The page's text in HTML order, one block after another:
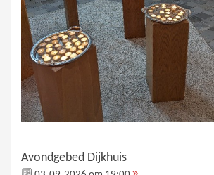
Avondgebed Dijkhuis